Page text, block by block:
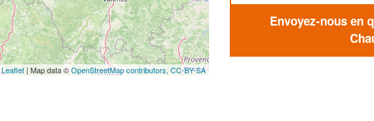
Leaflet | Map data ©OpenStreetMap contributors, CC-BY-SA
Envoyez-nous en